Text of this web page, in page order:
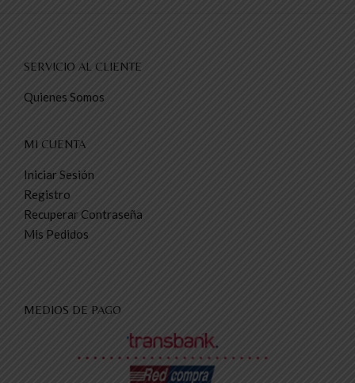
SERVICIO AL CLIENTE
Quienes Somos
MI CUENTA
Iniciar Sesión
Registro
Recuperar Contraseña
Mis Pedidos
MEDIOS DE PAGO